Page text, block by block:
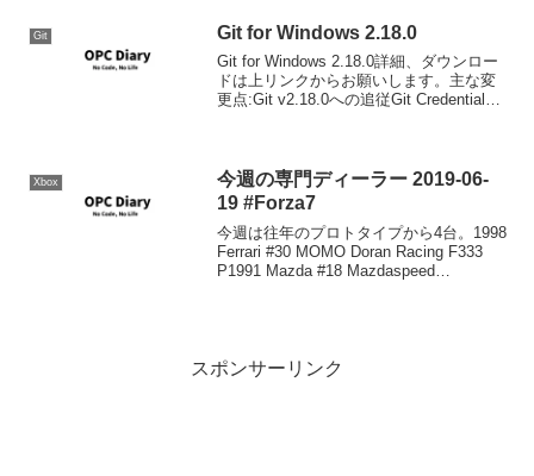
Git Git for Windows 2.18.0
Git for Windows 2.18.0詳細、ダウンロー
ドは上リンクからお願いします。主な変
更点:Git v2.18.0への追従Git Credential
Xbox
今週の専門ディーラー 2019-06-
19 #Forza7
今週は往年のプロトタイプから4台。1998
Ferrari #30 MOMO Doran Racing F333
P1991 Mazda #18 Mazdaspeed
スポンサーリンク